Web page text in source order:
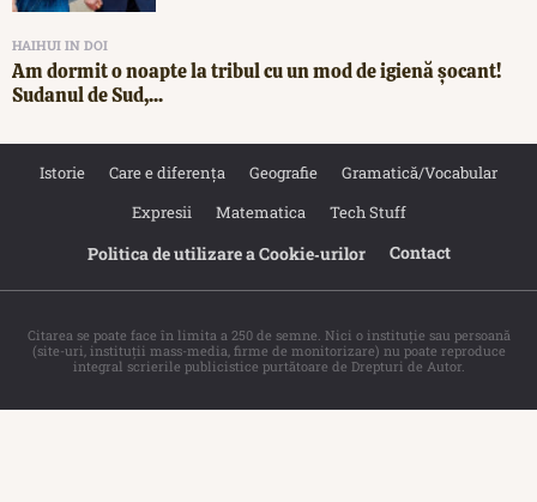
HAIHUI IN DOI
Am dormit o noapte la tribul cu un mod de igienă șocant!
Sudanul de Sud,...
Istorie Care e diferența Geografie
Gramatică/Vocabular
Expresii
Matematica Tech Stuff
Politica de utilizare a Cookie‐urilor Contact
Citarea se poate face în limita a 250 de semne. Nici o instituţie sau persoană
(site-uri, instituţii mass-media, firme de monitorizare) nu poate reproduce
integral scrierile publicistice purtătoare de Drepturi de Autor.